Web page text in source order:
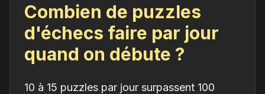
Combien de puzzles
d'échecs faire par jour
quand on débute ?
10 à 15 puzzles par jour surpassent 100